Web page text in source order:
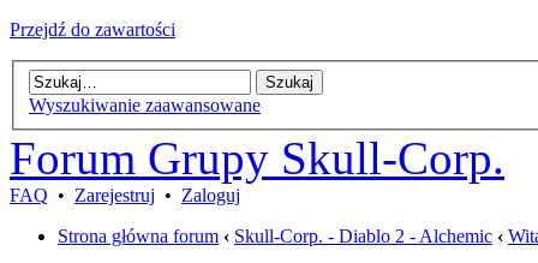
Przejdź do zawartości
Wyszukiwanie zaawansowane
Forum Grupy Skull-Corp.
FAQ • Zarejestruj • Zaloguj
Strona główna forum ‹ Skull-Corp. - Diablo 2 - Alchemic ‹